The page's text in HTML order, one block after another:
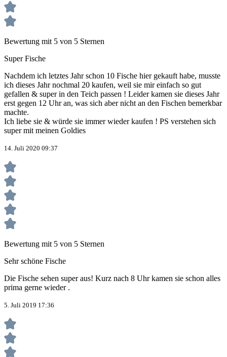
Bewertung mit 5 von 5 Sternen
Super Fische
Nachdem ich letztes Jahr schon 10 Fische hier gekauft habe, musste
ich dieses Jahr nochmal 20 kaufen, weil sie mir einfach so gut
gefallen & super in den Teich passen ! Leider kamen sie dieses Jahr
erst gegen 12 Uhr an, was sich aber nicht an den Fischen bemerkbar
machte.
Ich liebe sie & würde sie immer wieder kaufen ! PS verstehen sich
super mit meinen Goldies
14. Juli 2020 09:37
Bewertung mit 5 von 5 Sternen
Sehr schöne Fische
Die Fische sehen super aus! Kurz nach 8 Uhr kamen sie schon alles
prima gerne wieder .
5. Juli 2019 17:36